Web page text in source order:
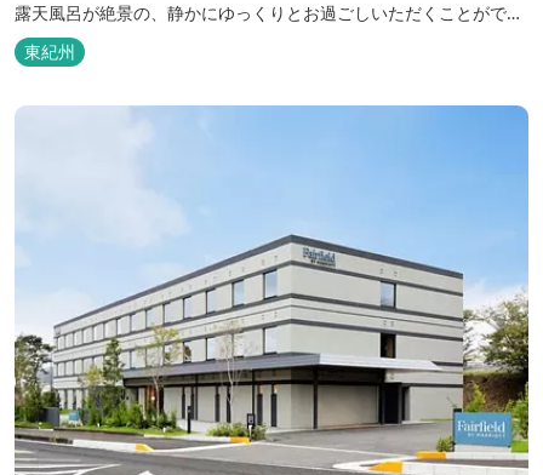
露天風呂が絶景の、静かにゆっくりとお過ごしいただくことができ
る温泉宿泊施設です。 熊野古道をはじめ、日本一の棚田と称される
丸山千枚田、赤木城跡、熊野本宮大社（熊野三山）、玉置神社が近
くに点在し、和歌山・奈良の遺産や名所からも近いことから観光ア
東紀州